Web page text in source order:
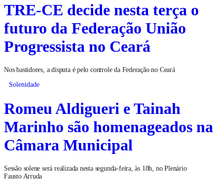
TRE-CE decide nesta terça o
futuro da Federação União
Progressista no Ceará
Nos bastidores, a disputa é pelo controle da Federação no Ceará
Solenidade
Romeu Aldigueri e Tainah
Marinho são homenageados na
Câmara Municipal
Sessão solene será realizada nesta segunda-feira, às 18h, no Plenário
Fausto Arruda